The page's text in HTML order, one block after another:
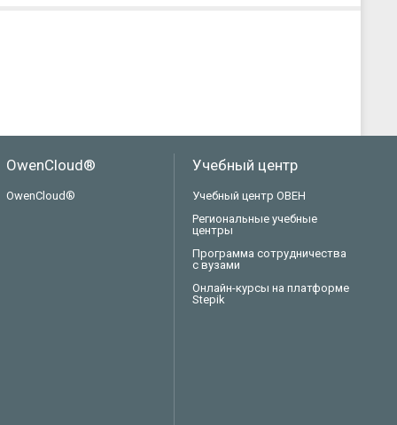
OwenCloud®
OwenCloud®
Учебный центр
Учебный центр ОВЕН
Региональные учебные
центры
Программа сотрудничества
с вузами
Онлайн-курсы на платформе
Stepik